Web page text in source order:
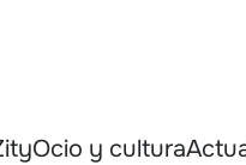
Ocio y cultura